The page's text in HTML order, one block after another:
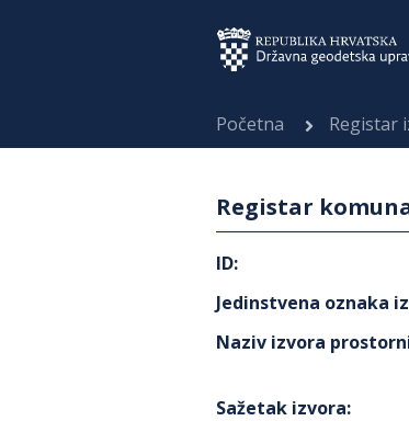
Početna Registar
Registar
ID:
Jedinstvena oznaka
Naziv izvora
Sažetak izvora: